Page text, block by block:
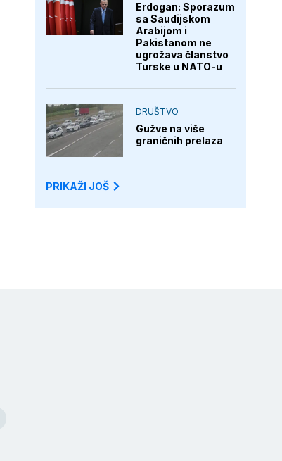
Erdogan: Sporazum
sa Saudijskom
Arabijom i
Pakistanom ne
ugrožava članstvo
Turske u NATO-u
DRUŠTVO
Gužve na više
graničnih prelaza
PRIKAŽI JOŠ